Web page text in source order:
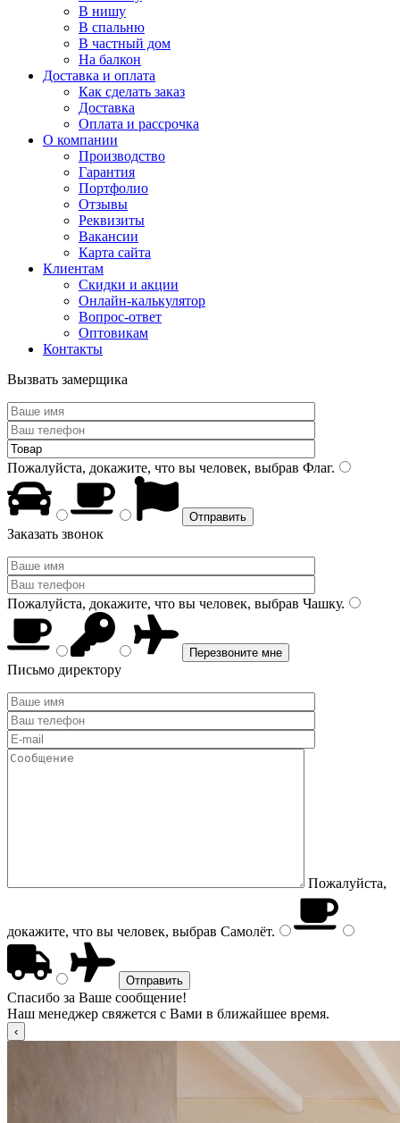
В нишу
В спальню
В частный дом
На балкон
Доставка и оплата
Как сделать заказ
Доставка
Оплата и рассрочка
О компании
Производство
Гарантия
Портфолио
Отзывы
Реквизиты
Вакансии
Карта сайта
Клиентам
Скидки и акции
Онлайн-калькулятор
Вопрос-ответ
Оптовикам
Контакты
Вызвать замерщика
Пожалуйста, докажите, что вы человек, выбрав Флаг.
Заказать звонок
Пожалуйста, докажите, что вы человек, выбрав Чашку.
Письмо директору
Пожалуйста,
докажите, что вы человек, выбрав Самолёт.
Спасибо за Ваше сообщение!
Наш менеджер свяжется с Вами в ближайшее время.